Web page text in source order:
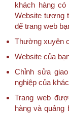
khách hàng
Website tương
để trang web
Thường xuyên
Website của
Chỉnh sửa
nghiệp của
Trang web
hàng và quảng